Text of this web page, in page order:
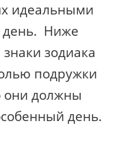
идеальными
день. Ниже
зодиака
подружки
они должны
день.